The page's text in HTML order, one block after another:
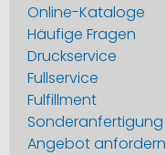
Online-Kataloge
Häufige Fragen
Druckservice
Fullservice
Fulfillment
Sonderanfertigung
Angebot anfordern